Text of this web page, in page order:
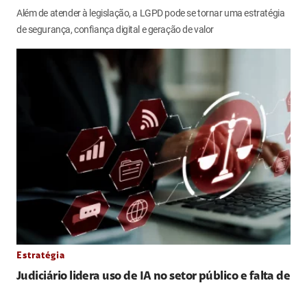
Além de atender à legislação, a LGPD pode se tornar uma estratégia
de segurança, confiança digital e geração de valor
Estratégia
Judiciário lidera uso de IA no setor público e falta de